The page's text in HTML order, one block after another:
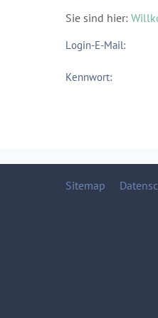
Sie sind hier:
Login-E-Mail:
Kennwort:
Sitemap